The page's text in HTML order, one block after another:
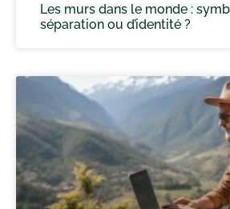
Les murs dans le monde :
séparation ou d’identité ?